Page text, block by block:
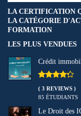
LA CERTIFICATION
LA CATÉGORIE
FORMATION
LES PLUS VENDUES
Crédit
( 3 REVIEWS )
85 ÉTUDIANTS
Le Droit des